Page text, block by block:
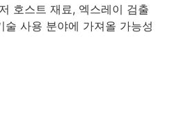
호스트 재료, 엑스레이 검출
사용 분야에 가져올 가능성